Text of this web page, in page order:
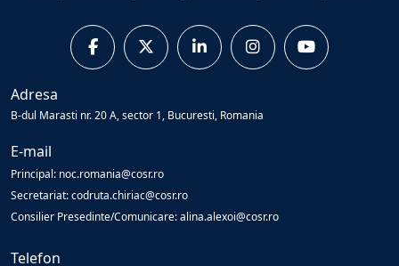
Adresa
B-dul Marasti nr. 20 A, sector 1, Bucuresti, Romania
E-mail
Principal: noc.romania@cosr.ro
Secretariat: codruta.chiriac@cosr.ro
Consilier Presedinte/Comunicare: alina.alexoi@cosr.ro
Telefon